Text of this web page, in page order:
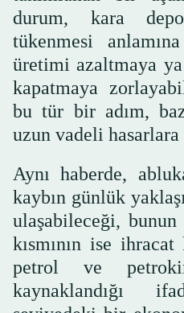
durum, kara
tükenmesi
üretimi azaltmaya
kapatmaya
bu tür bir adım,
uzun vadeli
Aynı haberde,
kaybın günlük
ulaşabileceği,
kısmının ise
petrol ve
kaynaklandığı